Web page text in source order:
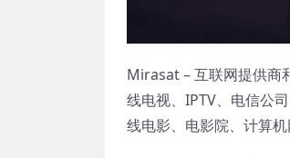
Mirasat – 互联网提供商
线电视、IPTV、电信公
线电影、电影院、计算机